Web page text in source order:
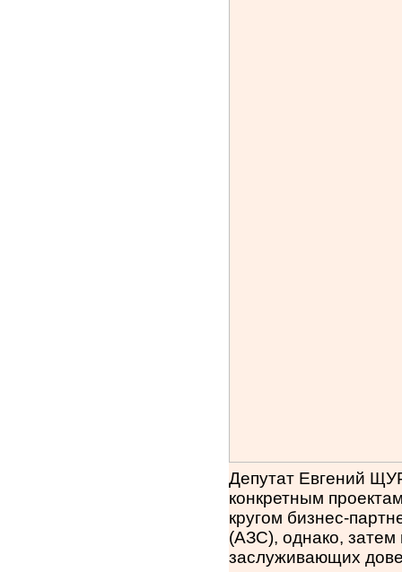
Депутат Евгений
конкретным
кругом бизнес-
(АЗС), однако,
заслуживающих